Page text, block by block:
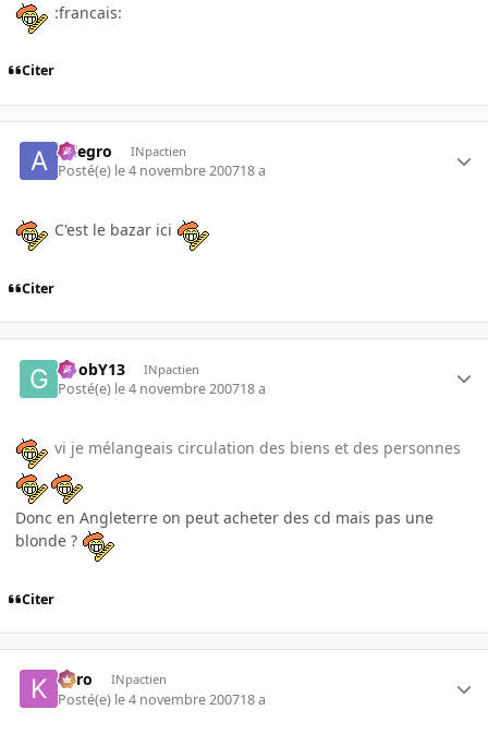
:francais:
Citer
Allegro INpactien
Posté(e) le 4 novembre 200718 a
C'est le bazar ici
Citer
GoobY13 INpactien
Posté(e) le 4 novembre 200718 a
vi je mélangeais circulation des biens et des personnes
Donc en Angleterre on peut acheter des cd mais pas une
blonde ?
Citer
kyro INpactien
Posté(e) le 4 novembre 200718 a